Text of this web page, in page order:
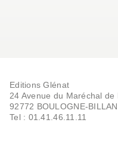
Editions Glénat
24 Avenue du Maréchal
92772 BOULOGNE-
Tel : 01.41.46.11.11